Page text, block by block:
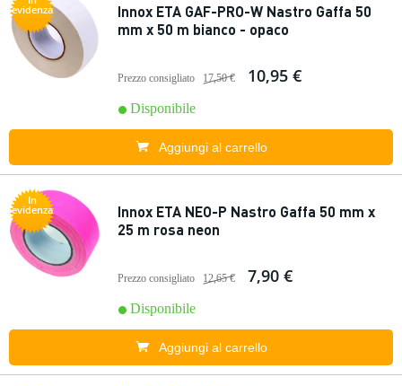
evidenza
Innox ETA GAF-PRO-W Nastro Gaffa 50
mm x 50 m bianco - opaco
Prezzo consigliato 17,50 € 10,95 €
Disponibile
Aggiungi al carrello
In
evidenza
Innox ETA NEO-P Nastro Gaffa 50 mm x
25 m rosa neon
Prezzo consigliato 12,65 € 7,90 €
Disponibile
Aggiungi al carrello